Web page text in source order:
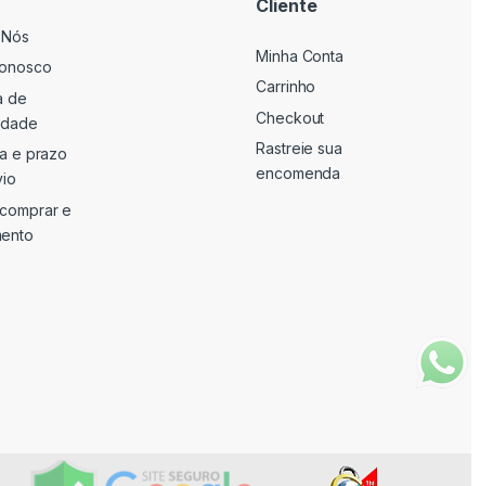
de
e prazo
e
Cliente
Minha Conta
Carrinho
Checkout
Rastreie sua
encomenda